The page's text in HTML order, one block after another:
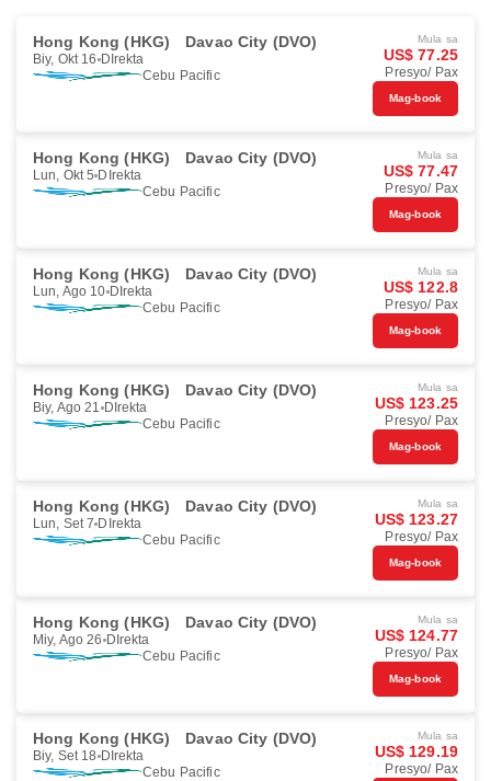
Hong Kong (HKG) Davao City (DVO)
Biy, Okt 16 DIrekta
Cebu Pacific
Mula sa
US$ 77.25
Presyo/ Pax
Mag-book
Hong Kong (HKG) Davao City (DVO)
Lun, Okt 5 DIrekta
Cebu Pacific
Mula sa
US$ 77.47
Presyo/ Pax
Mag-book
Hong Kong (HKG) Davao City (DVO)
Lun, Ago 10 DIrekta
Cebu Pacific
Mula sa
US$ 122.8
Presyo/ Pax
Mag-book
Hong Kong (HKG) Davao City (DVO)
Biy, Ago 21 DIrekta
Cebu Pacific
Mula sa
US$ 123.25
Presyo/ Pax
Mag-book
Hong Kong (HKG) Davao City (DVO)
Lun, Set 7 DIrekta
Cebu Pacific
Mula sa
US$ 123.27
Presyo/ Pax
Mag-book
Hong Kong (HKG) Davao City (DVO)
Miy, Ago 26 DIrekta
Cebu Pacific
Mula sa
US$ 124.77
Presyo/ Pax
Mag-book
Hong Kong (HKG) Davao City (DVO)
Biy, Set 18 DIrekta
Cebu Pacific
Mula sa
US$ 129.19
Presyo/ Pax